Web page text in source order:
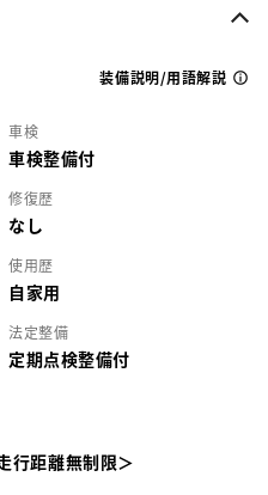
装備説明/用語解説
車検
車検整備付
修復歴
なし
使用歴
自家用
法定整備
定期点検整備付
行距離無制限＞